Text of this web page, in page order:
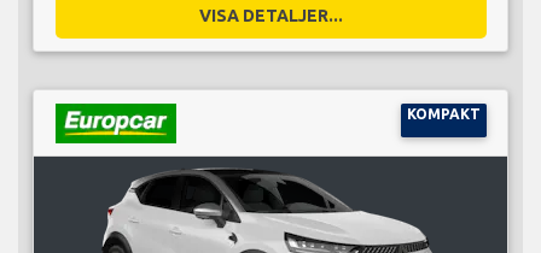
VISA DETALJER...
KOMPAKT